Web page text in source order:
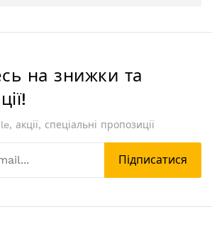
на знижки та
акції, спеціальні пропозиції
Підписатися